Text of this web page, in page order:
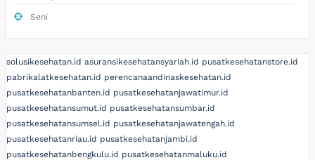
Seni
solusikesehatan.id asuransikesehatansyariah.id pusatkesehatanstore.id
pabrikalatkesehatan.id perencanaandinaskesehatan.id
pusatkesehatanbanten.id pusatkesehatanjawatimur.id
pusatkesehatansumut.id pusatkesehatansumbar.id
pusatkesehatansumsel.id pusatkesehatanjawatengah.id
pusatkesehatanriau.id pusatkesehatanjambi.id
pusatkesehatanbengkulu.id pusatkesehatanmaluku.id